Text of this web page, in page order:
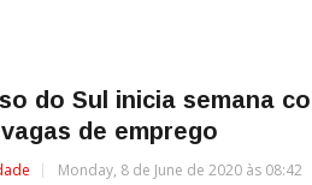
do Sul inicia semana
de emprego
Monday, 8 de June de 2020 às 08:42